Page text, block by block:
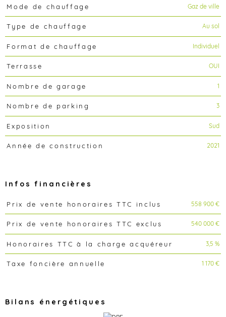
Mode de chauffage Gaz de ville
Type de chauffage Au sol
Format de chauffage Individuel
Terrasse OUI
Nombre de garage 1
Nombre de parking 3
Exposition Sud
Année de construction 2021
Infos financières
Caractéristiques Valeurs
Prix de vente honoraires TTC inclus 558 900 €
Prix de vente honoraires TTC exclus 540 000 €
Honoraires TTC à la charge acquéreur 3,5 %
Taxe foncière annuelle 1 170 €
Bilans énergétiques